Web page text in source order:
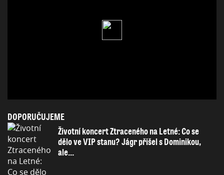
DOPORUČUJEME
Životní koncert Ztraceného na Letné: Co se
dělo ve VIP stanu? Jágr přišel s Dominikou,
ale...